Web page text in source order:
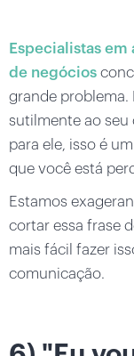
Especialistas
de negócios
grande
sutilmente ao seu
para ele, isso é
que você está
Estamos
cortar essa frase
mais fácil fazer
comunicação.